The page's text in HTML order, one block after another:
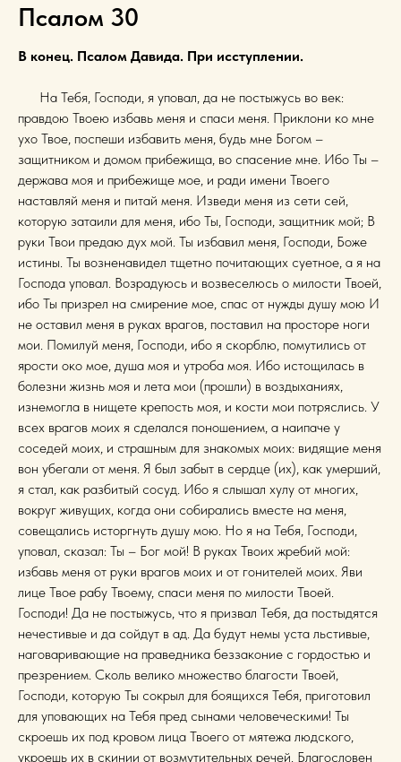
Псалом 30
В конец. Псалом Давида. При исступлении.
На Тебя, Господи, я уповал, да не постыжусь во век:
правдою Твоею избавь меня и спаси меня. Приклони ко мне
ухо Твое, поспеши избавить меня, будь мне Богом –
защитником и домом прибежища, во спасение мне. Ибо Ты –
держава моя и прибежище мое, и ради имени Твоего
наставляй меня и питай меня. Изведи меня из сети сей,
которую затаили для меня, ибо Ты, Господи, защитник мой; В
руки Твои предаю дух мой. Ты избавил меня, Господи, Боже
истины. Ты возненавидел тщетно почитающих суетное, а я на
Господа уповал. Возрадуюсь и возвеселюсь о милости Твоей,
ибо Ты призрел на смирение мое, спас от нужды душу мою И
не оставил меня в руках врагов, поставил на просторе ноги
мои. Помилуй меня, Господи, ибо я скорблю, помутились от
ярости око мое, душа моя и утроба моя. Ибо истощилась в
болезни жизнь моя и лета мои (прошли) в воздыханиях,
изнемогла в нищете крепость моя, и кости мои потряслись. У
всех врагов моих я сделался поношением, а наипаче у
соседей моих, и страшным для знакомых моих: видящие меня
вон убегали от меня. Я был забыт в сердце (их), как умерший,
я стал, как разбитый сосуд. Ибо я слышал хулу от многих,
вокруг живущих, когда они собирались вместе на меня,
совещались исторгнуть душу мою. Но я на Тебя, Господи,
уповал, сказал: Ты – Бог мой! В руках Твоих жребий мой:
избавь меня от руки врагов моих и от гонителей моих. Яви
лице Твое рабу Твоему, спаси меня по милости Твоей.
Господи! Да не постыжусь, что я призвал Тебя, да постыдятся
нечестивые и да сойдут в ад. Да будут немы уста льстивые,
наговаривающие на праведника беззаконие с гордостью и
презрением. Сколь велико множество благости Твоей,
Господи, которую Ты сокрыл для боящихся Тебя, приготовил
для уповающих на Тебя пред сынами человеческими! Ты
скроешь их под кровом лица Твоего от мятежа людского,
укроешь их в скинии от возмутительных речей. Благословен